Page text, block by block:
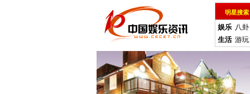
明星搜索
娱乐 八卦
生活 游玩